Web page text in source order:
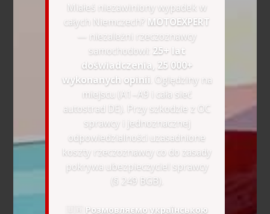
Miałeś niezawiniony wypadek w
całych Niemczech? MOTOEXPERT
— niezależni rzeczoznawcy
samochodowi: 25+ lat
doświadczenia, 25 000+
wykonanych opinii . Oględziny na
miejscu (A1–A9 i cała sieć
autostrad DE). Przy szkodzie z OC
sprawcy i jednoznacznej
odpowiedzialności uzasadnione
koszty rzeczoznawcy co do zasady
pokrywa ubezpieczyciel sprawcy
(§ 249 BGB).
🇺🇦 Розмовляємо українською